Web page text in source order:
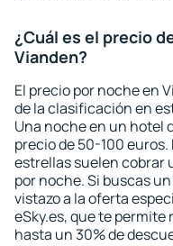
¿Cuál es el precio
Vianden?
El precio por noche en
de la clasificación en
Una noche en un hotel
precio de 50-100
estrellas suelen cobrar
por noche. Si buscas
vistazo a la oferta
eSky.es, que te
hasta un 30% de